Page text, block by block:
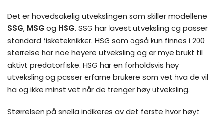
Det er hovedsakelig utvekslingen som skiller modellene
SSG, MSG og HSG. SSG har lavest utveksling og passer
standard fisketeknikker. HSG som også kun finnes i 200
størrelse har noe høyere utveksling og er mye brukt til
aktivt predatorfiske. HSG har en forholdsvis høy
utveksling og passer erfarne brukere som vet hva de vil
ha og ikke minst vet når de trenger høy utveksling.
Størrelsen på snella indikeres av det første hvor høyt